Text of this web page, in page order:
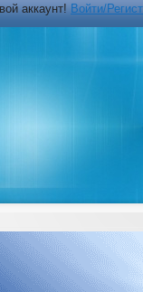
аккаунт!Войти/